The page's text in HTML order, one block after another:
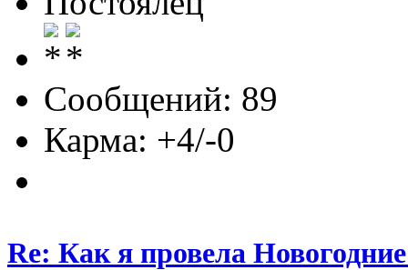
Сообщений: 89
Карма: +4/-0
Re: Как я провела